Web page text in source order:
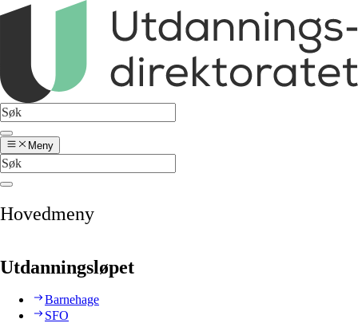
Meny
Hovedmeny
Utdanningsløpet
Barnehage
SFO